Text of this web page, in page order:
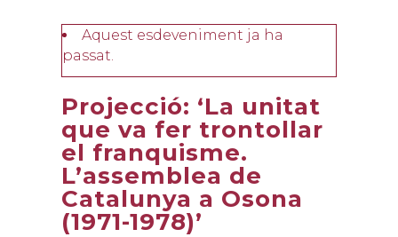
Aquest esdeveniment ja ha
passat.
Projecció: ‘La unitat
que va fer trontollar
el franquisme.
L’assemblea de
Catalunya a Osona
(1971-1978)’